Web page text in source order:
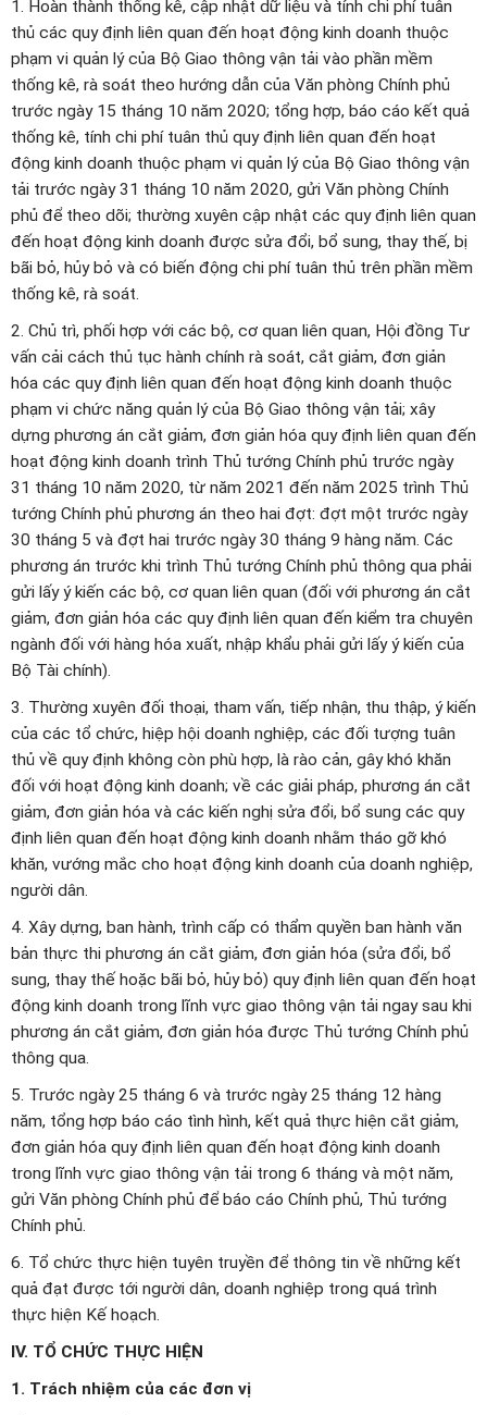
1. Hoàn thành thống kê, cập nhật dữ liệu và tính chi phí tuân
thủ các quy định liên quan đến hoạt động kinh doanh thuộc
phạm vi quản lý của Bộ Giao thông vận tải vào phần mềm
thống kê, rà soát theo hướng dẫn của Văn phòng Chính phủ
trước ngày 15 tháng 10 năm 2020; tổng hợp, báo cáo kết quả
thống kê, tính chi phí tuân thủ quy định liên quan đến hoạt
động kinh doanh thuộc phạm vi quản lý của Bộ Giao thông vận
tải trước ngày 31 tháng 10 năm 2020, gửi Văn phòng Chính
phủ để theo dõi; thường xuyên cập nhật các quy định liên quan
đến hoạt động kinh doanh được sửa đổi, bổ sung, thay thế, bị
bãi bỏ, hủy bỏ và có biến động chi phí tuân thủ trên phần mềm
thống kê, rà soát.
2. Chủ trì, phối hợp với các bộ, cơ quan liên quan, Hội đồng Tư
vấn cải cách thủ tục hành chính rà soát, cắt giảm, đơn giản
hóa các quy định liên quan đến hoạt động kinh doanh thuộc
phạm vi chức năng quản lý của Bộ Giao thông vận tải; xây
dựng phương án cắt giảm, đơn giản hóa quy định liên quan đến
hoạt động kinh doanh trình Thủ tướng Chính phủ trước ngày
31 tháng 10 năm 2020, từ năm 2021 đến năm 2025 trình Thủ
tướng Chính phủ phương án theo hai đợt: đợt một trước ngày
30 tháng 5 và đợt hai trước ngày 30 tháng 9 hàng năm. Các
phương án trước khi trình Thủ tướng Chính phủ thông qua phải
gửi lấy ý kiến các bộ, cơ quan liên quan (đối với phương án cắt
giảm, đơn giản hóa các quy định liên quan đến kiểm tra chuyên
ngành đối với hàng hóa xuất, nhập khẩu phải gửi lấy ý kiến của
Bộ Tài chính).
3. Thường xuyên đối thoại, tham vấn, tiếp nhận, thu thập, ý kiến
của các tổ chức, hiệp hội doanh nghiệp, các đối tượng tuân
thủ về quy định không còn phù hợp, là rào cản, gây khó khăn
đối với hoạt động kinh doanh; về các giải pháp, phương án cắt
giảm, đơn giản hóa và các kiến nghị sửa đổi, bổ sung các quy
định liên quan đến hoạt động kinh doanh nhằm tháo gỡ khó
khăn, vướng mắc cho hoạt động kinh doanh của doanh nghiệp,
người dân.
4. Xây dựng, ban hành, trình cấp có thẩm quyền ban hành văn
bản thực thi phương án cắt giảm, đơn giản hóa (sửa đổi, bổ
sung, thay thế hoặc bãi bỏ, hủy bỏ) quy định liên quan đến hoạt
động kinh doanh trong lĩnh vực giao thông vận tải ngay sau khi
phương án cắt giảm, đơn giản hóa được Thủ tướng Chính phủ
thông qua.
5. Trước ngày 25 tháng 6 và trước ngày 25 tháng 12 hàng
năm, tổng hợp báo cáo tình hình, kết quả thực hiện cắt giảm,
đơn giản hóa quy định liên quan đến hoạt động kinh doanh
trong lĩnh vực giao thông vận tải trong 6 tháng và một năm,
gửi Văn phòng Chính phủ để báo cáo Chính phủ, Thủ tướng
Chính phủ.
6. Tổ chức thực hiện tuyên truyền để thông tin về những kết
quả đạt được tới người dân, doanh nghiệp trong quá trình
thực hiện Kế hoạch.
IV. TỔ CHỨC THỰC HIỆN
1. Trách nhiệm của các đơn vị